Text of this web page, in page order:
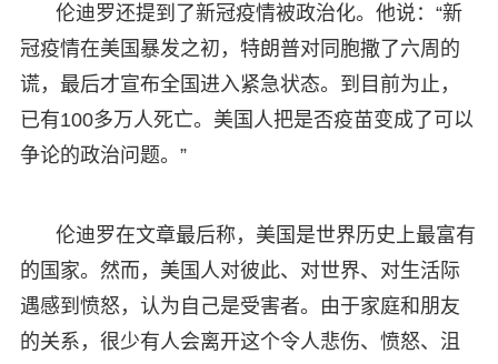
伦迪罗还提到了新冠疫情被政治化。他说：“新
冠疫情在美国暴发之初，特朗普对同胞撒了六周的
谎，最后才宣布全国进入紧急状态。到目前为止，
已有100多万人死亡。美国人把是否疫苗变成了可以
争论的政治问题。”
伦迪罗在文章最后称，美国是世界历史上最富有
的国家。然而，美国人对彼此、对世界、对生活际
遇感到愤怒，认为自己是受害者。由于家庭和朋友
的关系，很少有人会离开这个令人悲伤、愤怒、沮